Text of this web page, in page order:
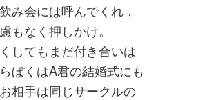
み会には呼んでくれ，
もなく押しかけ。
してもまだ付き合いは
ぼくはA君の結婚式にも
相手は同じサークルの